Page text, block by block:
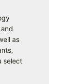
as
select